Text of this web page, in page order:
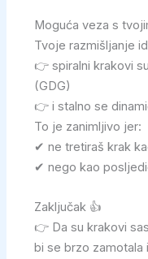
Moguća veza s
Tvoje razmišljanje
👉 spiralni krakovi
(GDG)
👉 i stalno se
To je zanimljivo jer:
✔ ne tretiraš krak
✔ nego kao
Zaključak 👍
👉 Da su krakovi
bi se brzo zamotala